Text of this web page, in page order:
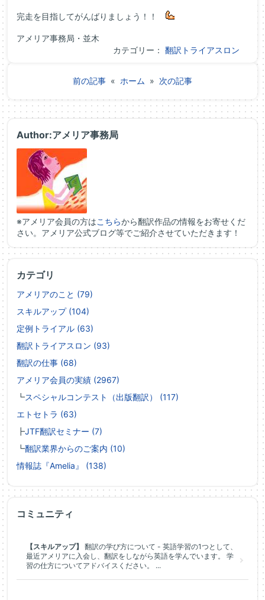
完走を目指してがんばりましょう！！
アメリア事務局・並木
カテゴリー： 翻訳トライアスロン
前の記事 « ホーム » 次の記事
Author:アメリア事務局
※アメリア会員の方はこちらから翻訳作品の情報をお寄せくだ
さい。アメリア公式ブログ等でご紹介させていただきます！
カテゴリ
アメリアのこと (79)
スキルアップ (104)
定例トライアル (63)
翻訳トライアスロン (93)
翻訳の仕事 (68)
アメリア会員の実績 (2967)
┗スペシャルコンテスト（出版翻訳） (117)
エトセトラ (63)
┣JTF翻訳セミナー (7)
┗翻訳業界からのご案内 (10)
情報誌『Amelia』 (138)
コミュニティ
【スキルアップ】
翻訳の学び方について - 英語学習の1つとして、
最近アメリアに入会し、翻訳をしながら英語を学んでいます。 学
習の仕方についてアドバイスください。 ...